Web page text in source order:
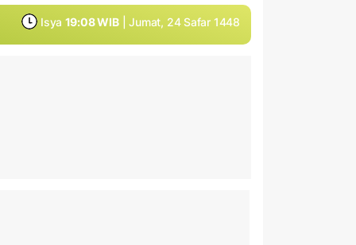
Isya 19:08 WIB | Jumat, 24 Safar 1448